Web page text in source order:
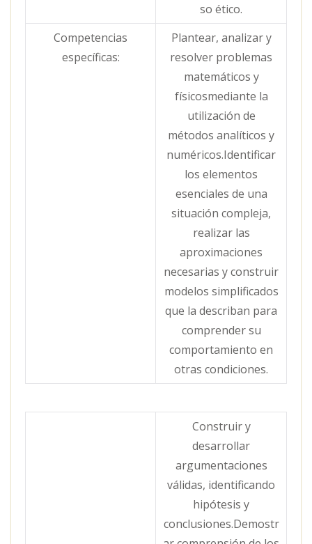
so ético.
Competencias
específicas:
Plantear, analizar y
resolver problemas
matemáticos y
físicosmediante la
utilización de
métodos analíticos y
numéricos.Identificar
los elementos
esenciales de una
situación compleja,
realizar las
aproximaciones
necesarias y construir
modelos simplificados
que la describan para
comprender su
comportamiento en
otras condiciones.
Construir y
desarrollar
argumentaciones
válidas, identificando
hipótesis y
conclusiones.Demostr